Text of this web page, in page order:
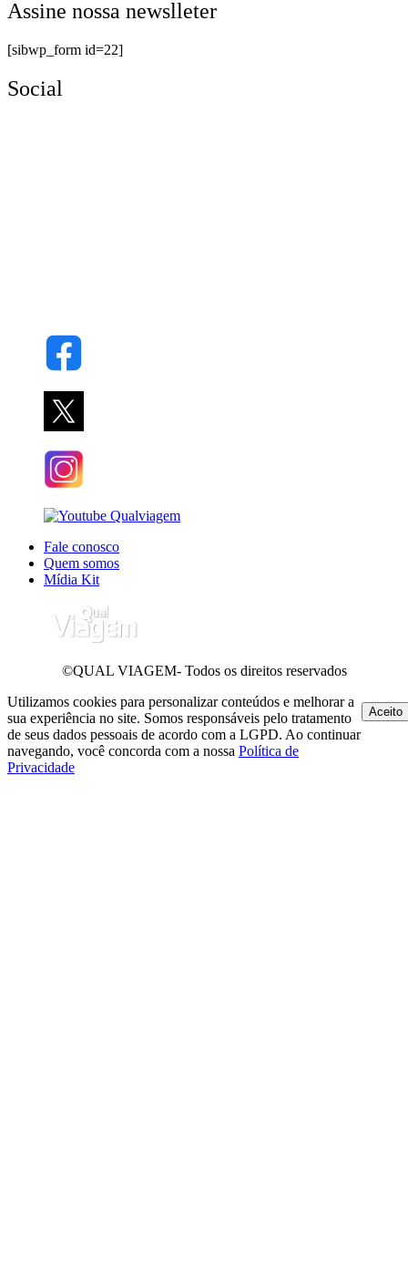
Assine nossa newslleter
[sibwp_form id=22]
Social
Fale conosco
Quem somos
Mídia Kit
©QUAL VIAGEM- Todos os direitos reservados
Utilizamos cookies para personalizar conteúdos e melhorar a
sua experiência no site. Somos responsáveis pelo tratamento
de seus dados pessoais de acordo com a LGPD. Ao continuar
navegando, você concorda com a nossa Política de
Privacidade
Aceito